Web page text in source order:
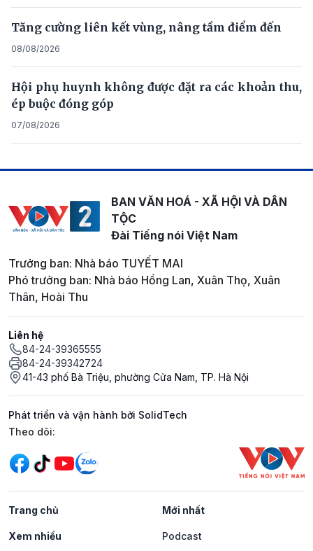
Tăng cường liên kết vùng, nâng tầm điểm đến
08/08/2026
Hội phụ huynh không được đặt ra các khoản thu,
ép buộc đóng góp
07/08/2026
BAN VĂN HOÁ - XÃ HỘI VÀ DÂN
TỘC
Đài Tiếng nói Việt Nam
Trưởng ban: Nhà báo TUYẾT MAI
Phó trưởng ban: Nhà báo Hồng Lan, Xuân Thọ, Xuân
Thân, Hoài Thu
Liên hệ
84-24-39365555
84-24-39342724
41-43 phố Bà Triệu, phường Cửa Nam, TP. Hà Nội
Phát triển và vận hành bởi SolidTech
Mạng xã hội
Theo dõi:
Trang chủ Mới nhất
Xem nhiều Podcast